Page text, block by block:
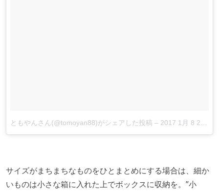
ともやんさん(@tomoyan88)がシェアした投稿 – 2017 1月 8 2:56午後 PST
サイズがまちまちなものをひとまとめにする場合は、細か
いものは小さな箱に入れた上でボックスに収納を。”小